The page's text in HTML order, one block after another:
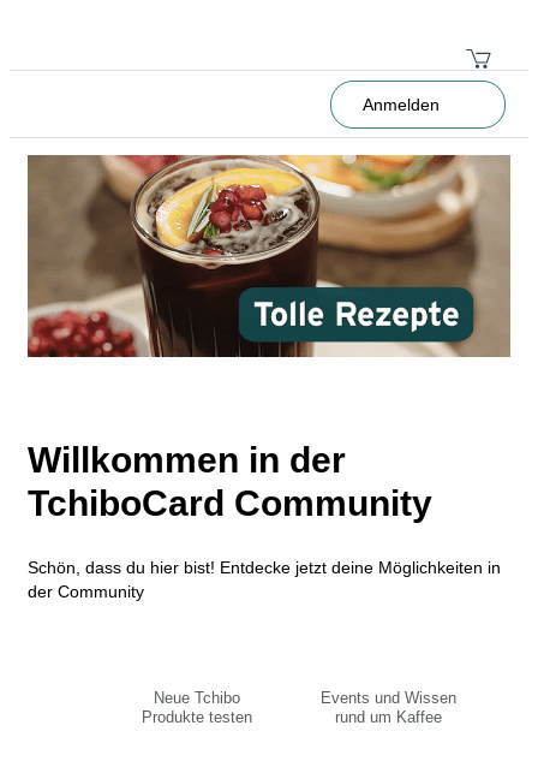
Anmelden
Willkommen in der
TchiboCard Community
Schön, dass du hier bist! Entdecke jetzt deine Möglichkeiten in
der Community
Neue Tchibo
Produkte testen
Events und Wissen
rund um Kaffee